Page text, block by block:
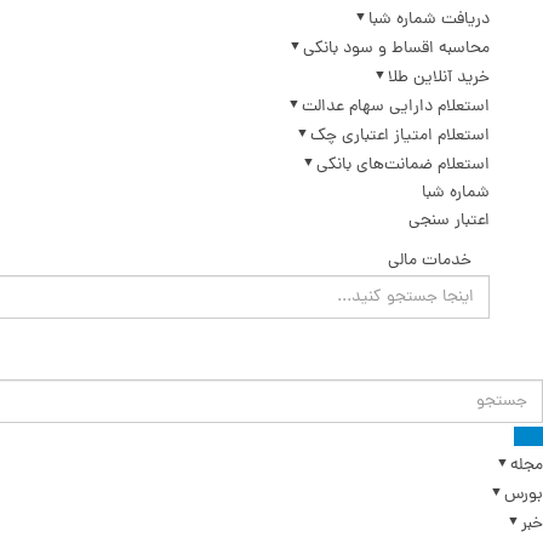
دریافت شماره شبا
محاسبه اقساط و سود بانکی
خرید آنلاین طلا
استعلام دارایی سهام عدالت
استعلام امتیاز اعتباری چک
استعلام ضمانت‌های بانکی
شماره شبا
اعتبار سنجی
خدمات مالی
مجله
بورس
خبر